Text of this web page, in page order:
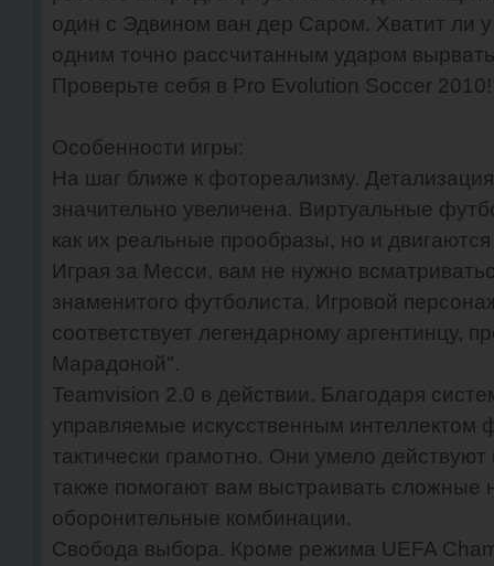
один с Эдвином ван дер Саром. Хватит ли
одним точно рассчитанным ударом
Проверьте себя в Pro Evolution Soccer
Особенности игры:
На шаг ближе к фотореализму.
значительно увеличена. Виртуальные
как их реальные прообразы, но и
Играя за Месси, вам не нужно
знаменитого футболиста. Игровой
соответствует легендарному аргентинцу,
Марадоной".
Teamvision 2.0 в действии. Благодаря
управляемые искусственным интеллектом
тактически грамотно. Они умело
также помогают вам выстраивать сложные
оборонительные комбинации.
Свобода выбора. Кроме режима UEFA